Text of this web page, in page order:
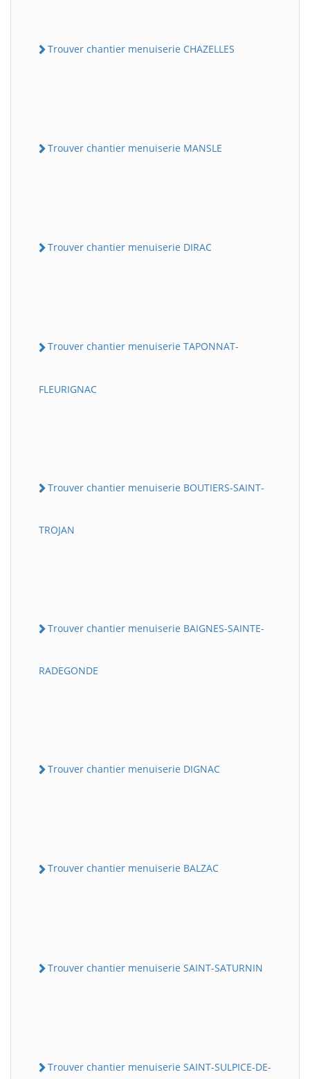
Trouver chantier menuiserie CHAZELLES
Trouver chantier menuiserie MANSLE
Trouver chantier menuiserie DIRAC
Trouver chantier menuiserie TAPONNAT-
FLEURIGNAC
Trouver chantier menuiserie BOUTIERS-SAINT-
TROJAN
Trouver chantier menuiserie BAIGNES-SAINTE-
RADEGONDE
Trouver chantier menuiserie DIGNAC
Trouver chantier menuiserie BALZAC
Trouver chantier menuiserie SAINT-SATURNIN
Trouver chantier menuiserie SAINT-SULPICE-DE-